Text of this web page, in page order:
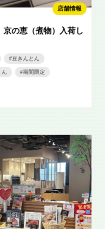
店舗情報
京の恵（煮物）入荷し
豆きんとん
ん 期間限定